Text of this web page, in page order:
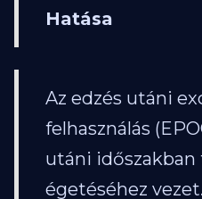
Hatása
Az edzés utáni
felhasználás
utáni
égetéséhez